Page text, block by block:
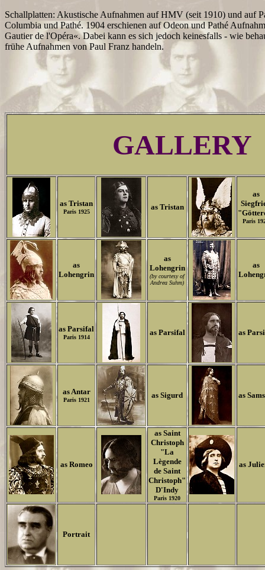
Schallplatten: Akustische Aufnahmen auf HMV (seit 1910) und auf
Columbia und Pathé. 1904 erschienen auf Odeon und Pathé
Gautier de l'Opéra«. Dabei kann es sich jedoch keinesfalls - wie
frühe Aufnahmen von Paul Franz handeln.
GALLERY
as Tristan
Paris 1925
as Tristan
as
Paris
as
Lohengrin
as
Lohengrin
(by courtesy of
Andrea Suhm)
as
as Parsifal
Paris 1914
as Parsifal as
as Antar
Paris 1921
as Sigurd as
as Romeo
as Saint
Christoph
"La
Lègende
de Saint
Christoph"
D'Indy
Paris 1920
as
Portrait